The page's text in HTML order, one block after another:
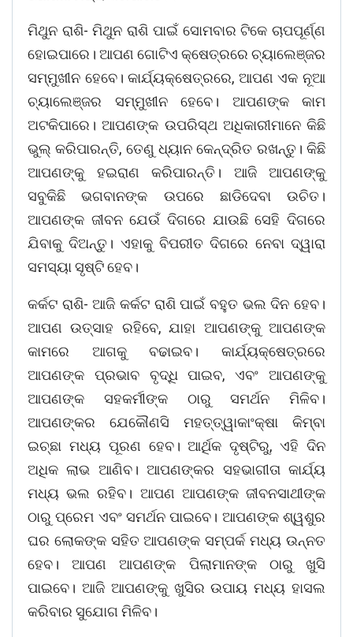
ମିଥୁନ ରାଶି- ମିଥୁନ ରାଶି ପାଇଁ ସୋମବାର ଟିକେ ଚାପପୂର୍ଣ୍ଣ
ହୋଇପାରେ। ଆପଣ ଗୋଟିଏ କ୍ଷେତ୍ରରେ ଚ୍ୟାଲେଞ୍ଜର
ସମ୍ମୁଖୀନ ହେବେ। କାର୍ଯ୍ୟକ୍ଷେତ୍ରରେ, ଆପଣ ଏକ ନୂଆ
ଚ୍ୟାଲେଞ୍ଜର ସମ୍ମୁଖୀନ ହେବେ। ଆପଣଙ୍କ କାମ
ଅଟକିପାରେ। ଆପଣଙ୍କ ଉପରିସ୍ଥ ଅଧିକାରୀମାନେ କିଛି
ଭୁଲ୍ କରିପାରନ୍ତି, ତେଣୁ ଧ୍ୟାନ କେନ୍ଦ୍ରିତ ରଖନ୍ତୁ। କିଛି
ଆପଣଙ୍କୁ ହଇରାଣ କରିପାରନ୍ତି। ଆଜି ଆପଣଙ୍କୁ
ସବୁକିଛି ଭଗବାନଙ୍କ ଉପରେ ଛାଡିଦେବା ଉଚିତ।
ଆପଣଙ୍କ ଜୀବନ ଯେଉଁ ଦିଗରେ ଯାଉଛି ସେହି ଦିଗରେ
ଯିବାକୁ ଦିଅନ୍ତୁ। ଏହାକୁ ବିପରୀତ ଦିଗରେ ନେବା ଦ୍ୱାରା
ସମସ୍ୟା ସୃଷ୍ଟି ହେବ।
କର୍କଟ ରାଶି- ଆଜି କର୍କଟ ରାଶି ପାଇଁ ବହୁତ ଭଲ ଦିନ ହେବ।
ଆପଣ ଉତ୍ସାହ ରହିବେ, ଯାହା ଆପଣଙ୍କୁ ଆପଣଙ୍କ
କାମରେ ଆଗକୁ ବଢାଇବ। କାର୍ଯ୍ୟକ୍ଷେତ୍ରରେ
ଆପଣଙ୍କ ପ୍ରଭାବ ବୃଦ୍ଧି ପାଇବ, ଏବଂ ଆପଣଙ୍କୁ
ଆପଣଙ୍କ ସହକର୍ମୀଙ୍କ ଠାରୁ ସମର୍ଥନ ମିଳିବ।
ଆପଣଙ୍କର ଯେକୌଣସି ମହତ୍ତ୍ୱାକାଂକ୍ଷା କିମ୍ବା
ଇଚ୍ଛା ମଧ୍ୟ ପୂରଣ ହେବ। ଆର୍ଥିକ ଦୃଷ୍ଟିରୁ, ଏହି ଦିନ
ଅଧିକ ଲାଭ ଆଣିବ। ଆପଣଙ୍କର ସହଭାଗୀତା କାର୍ଯ୍ୟ
ମଧ୍ୟ ଭଲ ରହିବ। ଆପଣ ଆପଣଙ୍କ ଜୀବନସାଥୀଙ୍କ
ଠାରୁ ପ୍ରେମ ଏବଂ ସମର୍ଥନ ପାଇବେ। ଆପଣଙ୍କ ଶ୍ୱଶୁର
ଘର ଲୋକଙ୍କ ସହିତ ଆପଣଙ୍କ ସମ୍ପର୍କ ମଧ୍ୟ ଉନ୍ନତ
ହେବ। ଆପଣ ଆପଣଙ୍କ ପିଲାମାନଙ୍କ ଠାରୁ ଖୁସି
ପାଇବେ। ଆଜି ଆପଣଙ୍କୁ ଖୁସିର ଉପାୟ ମଧ୍ୟ ହାସଲ
କରିବାର ସୁଯୋଗ ମିଳିବ।